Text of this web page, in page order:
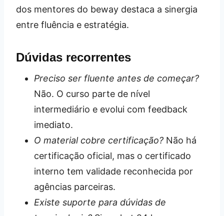
dos mentores do beway destaca a sinergia
entre fluência e estratégia.
Dúvidas recorrentes
Preciso ser fluente antes de começar?
Não. O curso parte de nível
intermediário e evolui com feedback
imediato.
O material cobre certificação? Não há
certificação oficial, mas o certificado
interno tem validade reconhecida por
agências parceiras.
Existe suporte para dúvidas de